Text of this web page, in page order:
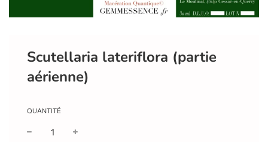
Scutellaria lateriflora (partie
aérienne)
QUANTITÉ